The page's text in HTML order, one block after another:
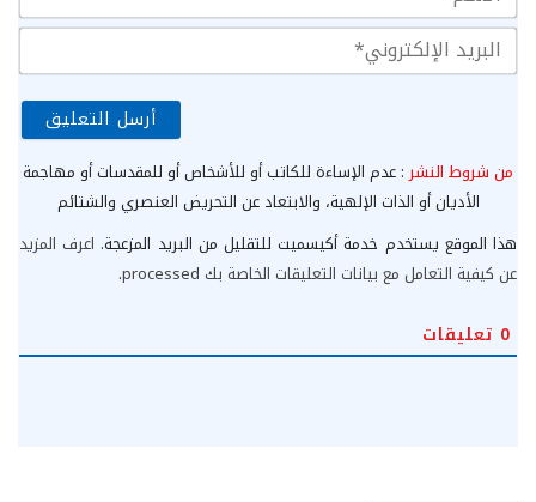
من شروط النشر : عدم الإساءة للكاتب أو للأشخاص أو للمقدسات أو مهاجمة
الأديان أو الذات الإلهية، والابتعاد عن التحريض العنصري والشتائم
هذا الموقع يستخدم خدمة أكيسميت للتقليل من البريد المزعجة. اعرف المزيد
عن كيفية التعامل مع بيانات التعليقات الخاصة بك processed
.
0 تعليقات